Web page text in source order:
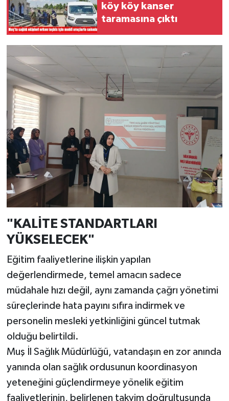
köy köy kanser
taramasına çıktı
"KALİTE STANDARTLARI
YÜKSELECEK"
Eğitim faaliyetlerine ilişkin yapılan
değerlendirmede, temel amacın sadece
müdahale hızı değil, aynı zamanda çağrı yönetimi
süreçlerinde hata payını sıfıra indirmek ve
personelin mesleki yetkinliğini güncel tutmak
olduğu belirtildi.
Muş İl Sağlık Müdürlüğü, vatandaşın en zor anında
yanında olan sağlık ordusunun koordinasyon
yeteneğini güçlendirmeye yönelik eğitim
faaliyetlerinin, belirlenen takvim doğrultusunda